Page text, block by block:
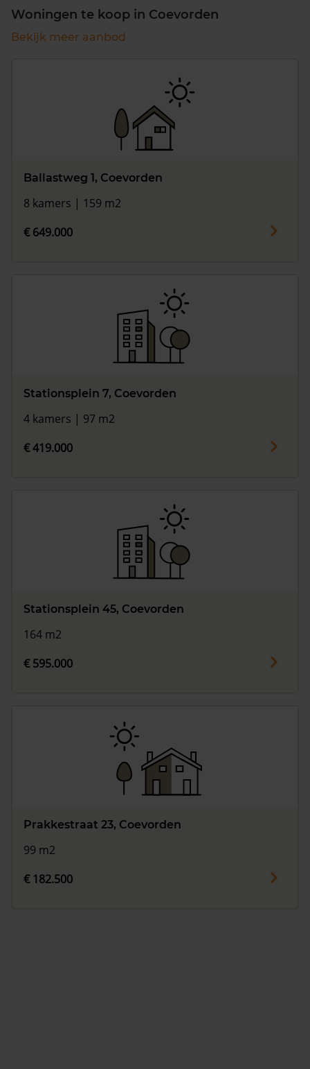
Woningen te koop in Coevorden
Bekijk meer aanbod
Ballastweg 1, Coevorden
8 kamers | 159 m2
€ 649.000
Stationsplein 7, Coevorden
4 kamers | 97 m2
€ 419.000
Stationsplein 45, Coevorden
164 m2
€ 595.000
Prakkestraat 23, Coevorden
99 m2
€ 182.500